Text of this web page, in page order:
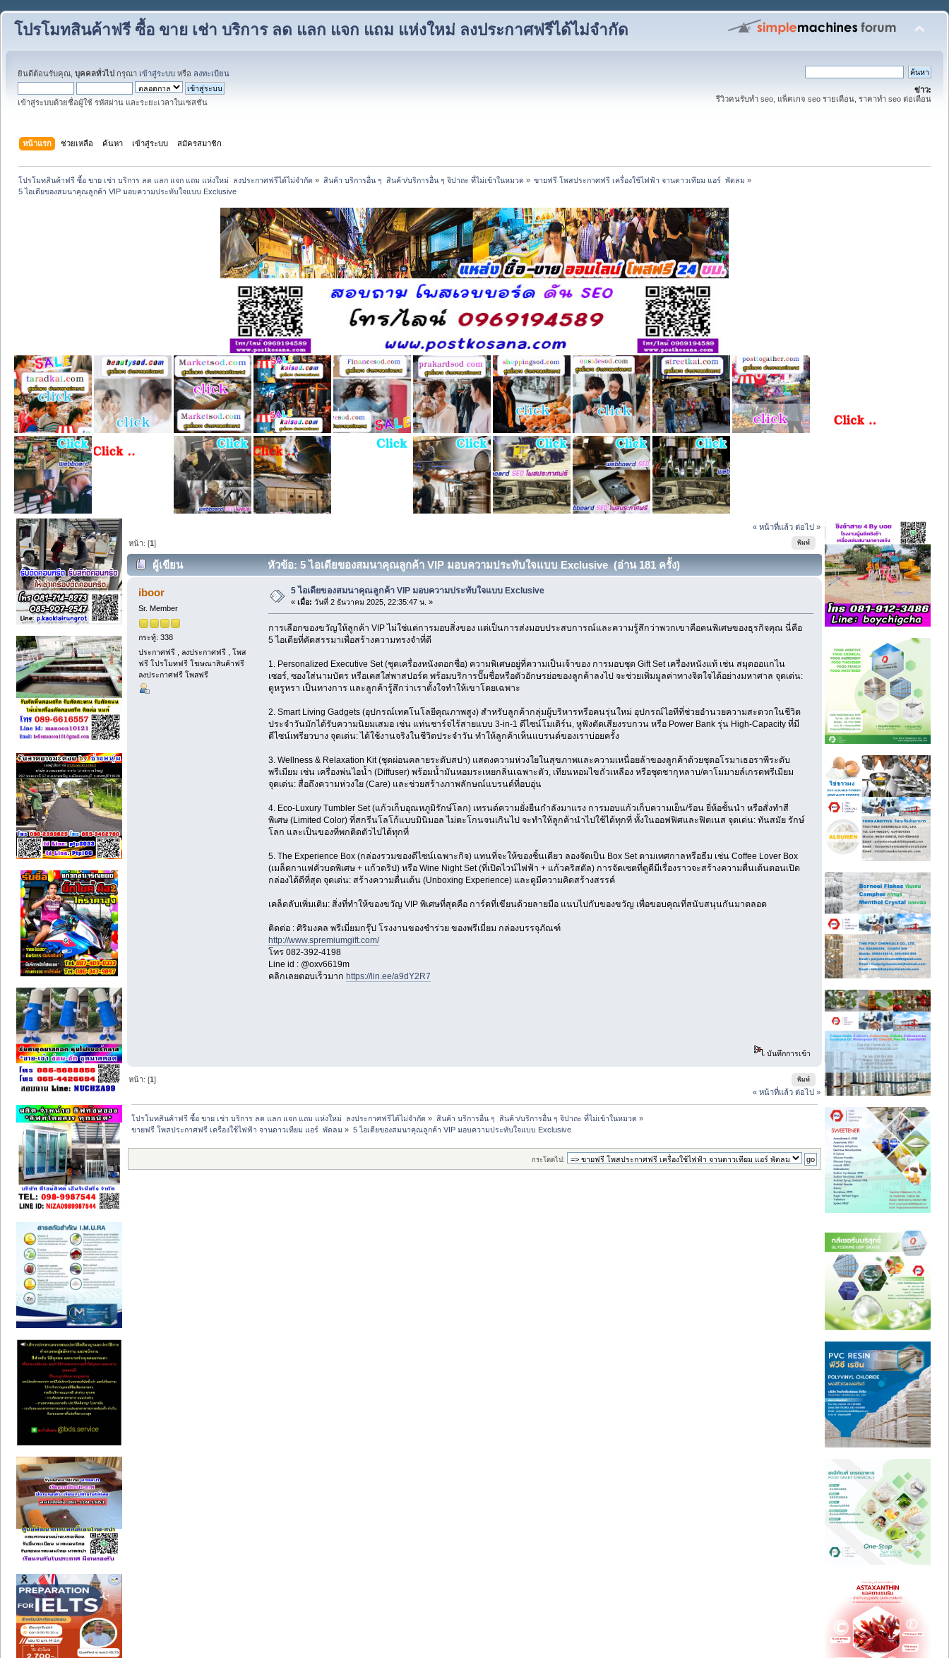
โปรโมทสินค้าฟรี ซื้อ ขาย เช่า บริการ ลด แลก แจก แถม แห่งใหม่ ลงประกาศฟรีได้ไม่จำกัด
ยินดีต้อนรับคุณ, บุคคลทั่วไป กรุณา เข้าสู่ระบบ หรือ ลงทะเบียน
เข้าสู่ระบบด้วยชื่อผู้ใช้ รหัสผ่าน และระยะเวลาในเซสชั่น
ข่าว:
รีวิวคนรับทำ seo, แพ็คเกจ seo รายเดือน, ราคาทำ seo ต่อเดือน
หน้าแรก ช่วยเหลือ ค้นหา เข้าสู่ระบบ สมัครสมาชิก
โปรโมทสินค้าฟรี ซื้อ ขาย เช่า บริการ ลด แลก แจก แถม แห่งใหม่  ลงประกาศฟรีได้ไม่จำกัด » สินค้า บริการอื่น ๆ  สินค้า/บริการอื่น ๆ จิปาถะ ที่ไม่เข้าในหมวด » ขายฟรี โพสประกาศฟรี เครื่องใช้ไฟฟ้า จานดาวเทียม แอร์  พัดลม »
5 ไอเดียของสมนาคุณลูกค้า VIP มอบความประทับใจแบบ Exclusive
« หน้าที่แล้ว ต่อไป »
พิมพ์
หน้า: [1]
ผู้เขียน หัวข้อ: 5 ไอเดียของสมนาคุณลูกค้า VIP มอบความประทับใจแบบ Exclusive (อ่าน 181 ครั้ง)
iboor
Sr. Member
กระทู้: 338
ประกาศฟรี , ลงประกาศฟรี , โพส
ฟรี โปรโมทฟรี โฆษณาสินค้าฟรี
ลงประกาศฟรี โพสฟรี
5 ไอเดียของสมนาคุณลูกค้า VIP มอบความประทับใจแบบ Exclusive
« เมื่อ: วันที่ 2 ธันวาคม 2025, 22:35:47 น. »
การเลือกของขวัญให้ลูกค้า VIP ไม่ใช่แค่การมอบสิ่งของ แต่เป็นการส่งมอบประสบการณ์และความรู้สึกว่าพวกเขาคือคนพิเศษของธุรกิจคุณ นี่คือ
5 ไอเดียที่คัดสรรมาเพื่อสร้างความทรงจำที่ดี
1. Personalized Executive Set (ชุดเครื่องหนังตอกชื่อ) ความพิเศษอยู่ที่ความเป็นเจ้าของ การมอบชุด Gift Set เครื่องหนังแท้ เช่น สมุดออแกไน
เซอร์, ซองใส่นามบัตร หรือเคสใส่พาสปอร์ต พร้อมบริการปั๊มชื่อหรือตัวอักษรย่อของลูกค้าลงไป จะช่วยเพิ่มมูลค่าทางจิตใจได้อย่างมหาศาล จุดเด่น:
ดูหรูหรา เป็นทางการ และลูกค้ารู้สึกว่าเราตั้งใจทำให้เขาโดยเฉพาะ
2. Smart Living Gadgets (อุปกรณ์เทคโนโลยีคุณภาพสูง) สำหรับลูกค้ากลุ่มผู้บริหารหรือคนรุ่นใหม่ อุปกรณ์ไอทีที่ช่วยอำนวยความสะดวกในชีวิต
ประจำวันมักได้รับความนิยมเสมอ เช่น แท่นชาร์จไร้สายแบบ 3-in-1 ดีไซน์โมเดิร์น, หูฟังตัดเสียงรบกวน หรือ Power Bank รุ่น High-Capacity ที่มี
ดีไซน์เพรียวบาง จุดเด่น: ได้ใช้งานจริงในชีวิตประจำวัน ทำให้ลูกค้าเห็นแบรนด์ของเราบ่อยครั้ง
3. Wellness & Relaxation Kit (ชุดผ่อนคลายระดับสปา) แสดงความห่วงใยในสุขภาพและความเหนื่อยล้าของลูกค้าด้วยชุดอโรมาเธอราพีระดับ
พรีเมียม เช่น เครื่องพ่นไอน้ำ (Diffuser) พร้อมน้ำมันหอมระเหยกลิ่นเฉพาะตัว, เทียนหอมไขถั่วเหลือง หรือชุดชากุหลาบ/คาโมมายล์เกรดพรีเมียม
จุดเด่น: สื่อถึงความห่วงใย (Care) และช่วยสร้างภาพลักษณ์แบรนด์ที่อบอุ่น
4. Eco-Luxury Tumbler Set (แก้วเก็บอุณหภูมิรักษ์โลก) เทรนด์ความยั่งยืนกำลังมาแรง การมอบแก้วเก็บความเย็น/ร้อน ยี่ห้อชั้นนำ หรือสั่งทำสี
พิเศษ (Limited Color) ที่สกรีนโลโก้แบบมินิมอล ไม่ตะโกนจนเกินไป จะทำให้ลูกค้านำไปใช้ได้ทุกที่ ทั้งในออฟฟิศและฟิตเนส จุดเด่น: ทันสมัย รักษ์
โลก และเป็นของที่พกติดตัวไปได้ทุกที่
5. The Experience Box (กล่องรวมของดีไซน์เฉพาะกิจ) แทนที่จะให้ของชิ้นเดียว ลองจัดเป็น Box Set ตามเทศกาลหรือธีม เช่น Coffee Lover Box
(เมล็ดกาแฟคั่วบดพิเศษ + แก้วดริป) หรือ Wine Night Set (ที่เปิดไวน์ไฟฟ้า + แก้วคริสตัล) การจัดเซตที่ดูดีมีเรื่องราวจะสร้างความตื่นเต้นตอนเปิด
กล่องได้ดีที่สุด จุดเด่น: สร้างความตื่นเต้น (Unboxing Experience) และดูมีความคิดสร้างสรรค์
เคล็ดลับเพิ่มเติม: สิ่งที่ทำให้ของขวัญ VIP พิเศษที่สุดคือ การ์ดที่เขียนด้วยลายมือ แนบไปกับของขวัญ เพื่อขอบคุณที่สนับสนุนกันมาตลอด
ติดต่อ : ศิริมงคล พรีเมี่ยมกรุ๊ป โรงงานของชำร่วย ของพรีเมี่ยม กล่องบรรจุภัณฑ์
http://www.spremiumgift.com/
โทร 082-392-4198
Line id : @oxv6619m
คลิกเลยตอบเร็วมาก https://lin.ee/a9dY2R7
บันทึกการเข้า
พิมพ์
หน้า: [1]
« หน้าที่แล้ว ต่อไป »
โปรโมทสินค้าฟรี ซื้อ ขาย เช่า บริการ ลด แลก แจก แถม แห่งใหม่  ลงประกาศฟรีได้ไม่จำกัด » สินค้า บริการอื่น ๆ  สินค้า/บริการอื่น ๆ จิปาถะ ที่ไม่เข้าในหมวด »
ขายฟรี โพสประกาศฟรี เครื่องใช้ไฟฟ้า จานดาวเทียม แอร์  พัดลม » 5 ไอเดียของสมนาคุณลูกค้า VIP มอบความประทับใจแบบ Exclusive
กระโดดไป: